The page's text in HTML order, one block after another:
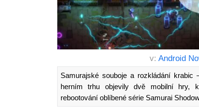
v: Android
Samurajské souboje a rozkládání
herním trhu objevily dvě mobilní hry,
rebootování oblíbené série Samurai